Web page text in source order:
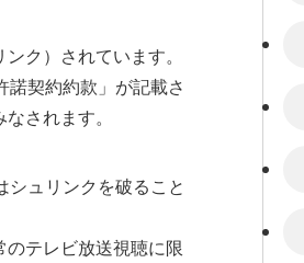
ク）されています。
契約約款」が記載さ
されます。
ュリンクを破ること
テレビ放送視聴に限